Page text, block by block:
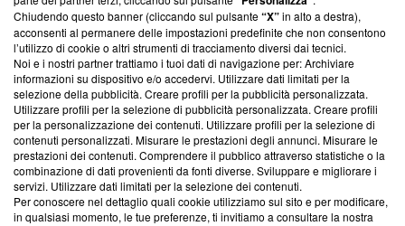
Su di noi
Team editoriale
Corporate
Redazione
Informativa Privacy
Cookie Policy
Blasting SA, IDI CHE-247.845.224, Via Carlo Frasca, 3 - 6900
Lugano (Svizzera) Tel:+39 0690258937
Chiudendo questo banner (cliccando sul pulsante“X”in alto a destra),
acconsenti al permanere delle impostazioni predefinite che non consentono
l’utilizzo di cookie o altri strumenti di tracciamento diversi dai tecnici.
Noi e i nostri partner trattiamo i tuoi dati di navigazione per: Archiviare
informazioni su dispositivo e/o accedervi. Utilizzare dati limitati per la
selezione della pubblicità. Creare profili per la pubblicità personalizzata.
Utilizzare profili per la selezione di pubblicità personalizzata. Creare profili
per la personalizzazione dei contenuti. Utilizzare profili per la selezione di
contenuti personalizzati. Misurare le prestazioni degli annunci. Misurare le
prestazioni dei contenuti. Comprendere il pubblico attraverso statistiche o la
combinazione di dati provenienti da fonti diverse. Sviluppare e migliorare i
servizi. Utilizzare dati limitati per la selezione dei contenuti.
Per conoscere nel dettaglio quali cookie utilizziamo sul sito e per modificare,
in qualsiasi momento, le tue preferenze, ti invitiamo a consultare la nostra